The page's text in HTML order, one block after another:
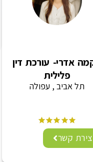
אדרי- עורכת דין
פלילית
תל אביב , עפולה
קשר